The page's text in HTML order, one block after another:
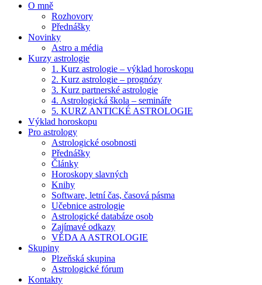
O mně
Rozhovory
Přednášky
Novinky
Astro a média
Kurzy astrologie
1. Kurz astrologie – výklad horoskopu
2. Kurz astrologie – prognózy
3. Kurz partnerské astrologie
4. Astrologická škola – semináře
5. KURZ ANTICKÉ ASTROLOGIE
Výklad horoskopu
Pro astrology
Astrologické osobnosti
Přednášky
Články
Horoskopy slavných
Knihy
Software, letní čas, časová pásma
Učebnice astrologie
Astrologické databáze osob
Zajímavé odkazy
VĚDA A ASTROLOGIE
Skupiny
Plzeňská skupina
Astrologické fórum
Kontakty